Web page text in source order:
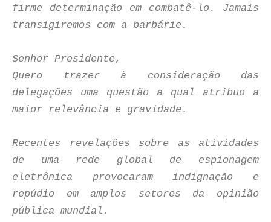
firme determinação em combatê-lo. Jamais
transigiremos com a barbárie.
Senhor Presidente,
Quero trazer à consideração das
delegações uma questão a qual atribuo a
maior relevância e gravidade.
Recentes revelações sobre as atividades
de uma rede global de espionagem
eletrônica provocaram indignação e
repúdio em amplos setores da opinião
pública mundial.